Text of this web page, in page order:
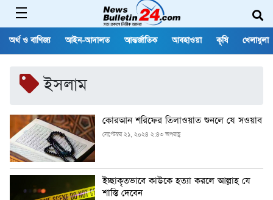
অর্থ ও বাণিজ্য আইন-আদালত আন্তর্জাতিক আবহাওয়া কৃষি খেলাধুলা
ইসলাম
কোরআন শরিফের তিলাওয়াত শুনলে যে সওয়াব
সেপ্টেম্বর ২১, ২০২৪ ২:৪৩ অপরাহ্ণ
ইচ্ছাকৃতভাবে কাউকে হত্যা করলে আল্লাহ যে
শাস্তি দেবেন